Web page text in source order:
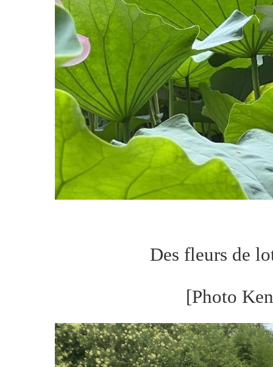
Des fleurs de
[Photo